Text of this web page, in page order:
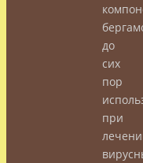
до
сих
пор
при